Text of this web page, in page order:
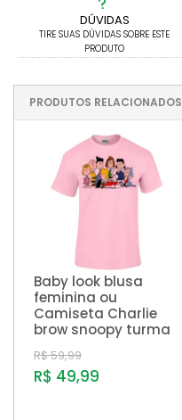
DÚVIDAS
TIRE SUAS DÚVIDAS SOBRE ESTE
PRODUTO
PRODUTOS RELACIONADOS
Baby look blusa
feminina ou
Camiseta Charlie
brow snoopy turma
R$ 59,99
R$ 49,99